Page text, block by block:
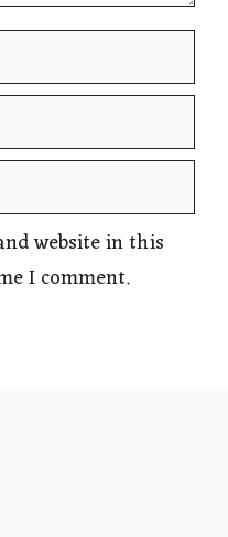
website in this
I comment.